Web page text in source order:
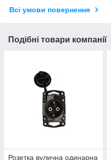
Всі умови повернення
Подібні товари компанії
Розетка вулична одинарна